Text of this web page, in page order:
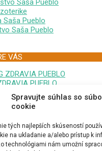
Spravujte súhlas so
cookie
tých najlepších skúseností
na ukladanie a/alebo prístup k
technológiami nám umožní
Saša Pueblo
Saša Pueblo
VÁS
ZDRAVIA PUEBLO
PUEBLO
DARINA
GOOPLEX SASA
DARINA
SAŠA PUEBLO
NA MAPE
TURISTIKA